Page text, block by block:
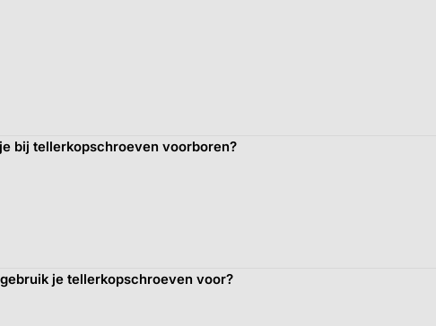
bij tellerkopschroeven voorboren?
je tellerkopschroeven voor?